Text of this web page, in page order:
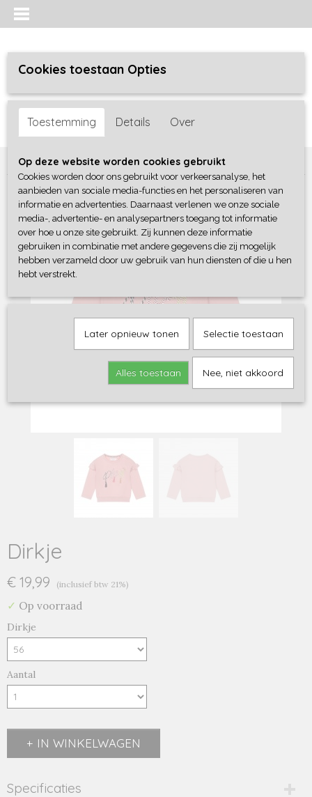
Inloggen Registreren
Home >Meisjes baby>Sweaters / Truien / Vesten
Dirkje
€ 19,99 (inclusief btw 21%)
✓ Op voorraad
Dirkje
Aantal
IN WINKELWAGEN
Specificaties
Cookies toestaan Opties
Toestemming Details Over
Op deze website worden cookies gebruikt
Cookies worden door ons gebruikt voor verkeersanalyse, het
aanbieden van sociale media-functies en het personaliseren van
informatie en advertenties. Daarnaast verlenen we onze sociale
media-, advertentie- en analysepartners toegang tot informatie
over hoe u onze site gebruikt. Zij kunnen deze informatie
gebruiken in combinatie met andere gegevens die zij mogelijk
hebben verzameld door uw gebruik van hun diensten of die u hen
hebt verstrekt.
Later opnieuw tonen Selectie toestaan
Alles toestaan Nee, niet akkoord